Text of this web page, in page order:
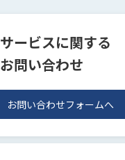
サービスに関する
お問い合わせ
お問い合わせフォームへ